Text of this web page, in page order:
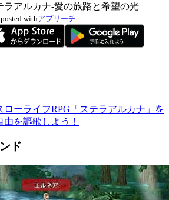
ラアルカナ-愛の旅路と希望の光
posted withアプリーチ
ーライフRPG「ステラアルカナ」を
を謳歌しよう！
ド